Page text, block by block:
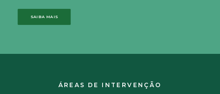
SAIBA MAIS
ÁREAS DE INTERVENÇÃO